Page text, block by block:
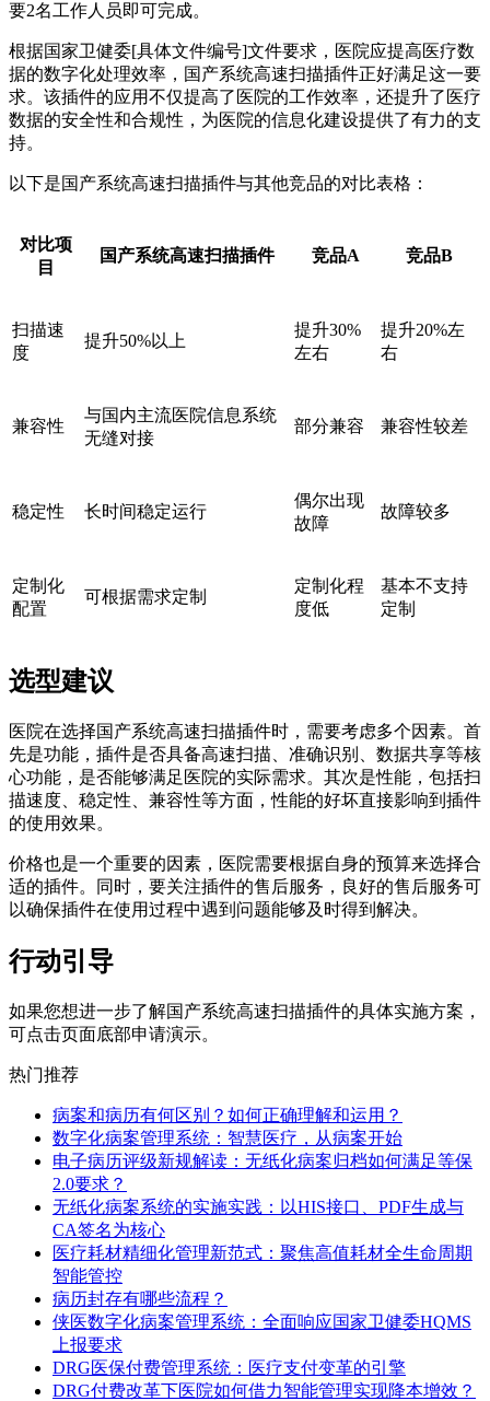
要2名工作人员即可完成。
根据国家卫健委[具体文件编号]文件要求，医院应提高医疗数
据的数字化处理效率，国产系统高速扫描插件正好满足这一要
求。该插件的应用不仅提高了医院的工作效率，还提升了医疗
数据的安全性和合规性，为医院的信息化建设提供了有力的支
持。
以下是国产系统高速扫描插件与其他竞品的对比表格：
对比项
目
国产系统高速扫描插件 竞品A 竞品B
扫描速
度
提升50%以上
提升30%
左右
提升20%左
右
兼容性
与国内主流医院信息系统
无缝对接
部分兼容 兼容性较差
稳定性 长时间稳定运行
偶尔出现
故障
故障较多
定制化
配置
可根据需求定制
定制化程
度低
基本不支持
定制
选型建议
医院在选择国产系统高速扫描插件时，需要考虑多个因素。首
先是功能，插件是否具备高速扫描、准确识别、数据共享等核
心功能，是否能够满足医院的实际需求。其次是性能，包括扫
描速度、稳定性、兼容性等方面，性能的好坏直接影响到插件
的使用效果。
价格也是一个重要的因素，医院需要根据自身的预算来选择合
适的插件。同时，要关注插件的售后服务，良好的售后服务可
以确保插件在使用过程中遇到问题能够及时得到解决。
行动引导
如果您想进一步了解国产系统高速扫描插件的具体实施方案，
可点击页面底部申请演示。
热门推荐
病案和病历有何区别？如何正确理解和运用？
数字化病案管理系统：智慧医疗，从病案开始
电子病历评级新规解读：无纸化病案归档如何满足等保
2.0要求？
无纸化病案系统的实施实践：以HIS接口、PDF生成与
CA签名为核心
医疗耗材精细化管理新范式：聚焦高值耗材全生命周期
智能管控
病历封存有哪些流程？
侠医数字化病案管理系统：全面响应国家卫健委HQMS
上报要求
DRG医保付费管理系统：医疗支付变革的引擎
DRG付费改革下医院如何借力智能管理实现降本增效？